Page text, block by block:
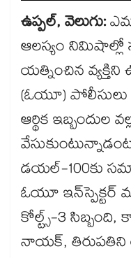
ఉప్పల్, వెలుగు:
ఆలస్యం నిమిషాల్లో
యత్నించిన
(ఓయూ) పోలీసులు
ఆర్థిక ఇబ్బందుల
డయల్-100కు
ఓయూ ఇన్​స్పెక్టర్
కోల్ట్స్-3 సిబ్బంది,
నాయక్, తిరుపతిని